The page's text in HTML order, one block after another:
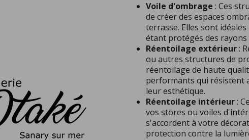
Voile d'ombrage : Ces
de créer des espaces
terrasse. Elles sont
étant protégés des rayons
Réentoilage extérieur:
ou autres structures de
réentoilage de haute
performants qui résistent
leur esthétique.
Réentoilage intérieur:
vos stores ou voiles
s'accordent à votre
protection contre la